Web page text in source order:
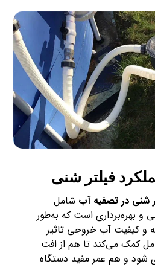
فیلتر شنی
شنی در تصفیه آب شامل
و بهره‌برداری است که به‌طور
و کیفیت آب خروجی تاثیر
کمک می‌کند تا هم از افت
شود و هم عمر مفید دستگاه